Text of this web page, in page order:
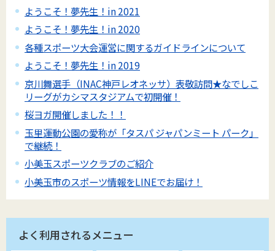
ようこそ！夢先生！in 2021
ようこそ！夢先生！in 2020
各種スポーツ大会運営に関するガイドラインについて
ようこそ！夢先生！in 2019
京川舞選手（INAC神戸レオネッサ）表敬訪問★なでしこ
リーグがカシマスタジアムで初開催！
桜ヨガ開催しました！！
玉里運動公園の愛称が「タスパ ジャパンミート パーク」
で継続！
小美玉スポーツクラブのご紹介
小美玉市のスポーツ情報をLINEでお届け！
よく利用されるメニュー